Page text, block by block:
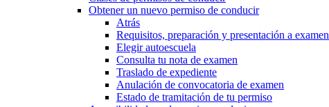
Obtener un nuevo permiso de conducir
Atrás
Requisitos, preparación y presentación a examen
Elegir autoescuela
Consulta tu nota de examen
Traslado de expediente
Anulación de convocatoria de examen
Estado de tramitación de tu permiso